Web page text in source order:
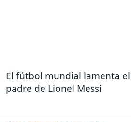
El fútbol mundial lamenta
padre de Lionel Messi